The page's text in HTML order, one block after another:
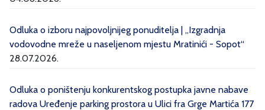
Odluka o izboru najpovoljnijeg ponuditelja | „Izgradnja
vodovodne mreže u naseljenom mjestu Mratinići - Sopot“
28.07.2026.
Odluka o poništenju konkurentskog postupka javne nabave
radova Uređenje parking prostora u Ulici fra Grge Martića 177